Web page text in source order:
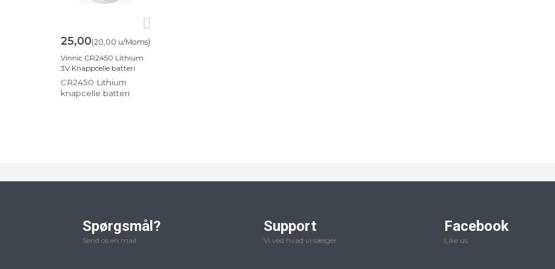
25,00(20,00 u/Moms)
Vinnic CR2450 Lithium
3V Knappcelle batteri
CR2450 Lithium
knapcelle batteri
Spørgsmål?
Send os en mail
Support
Vi ved hvad vi sælger
Facebook
Like us